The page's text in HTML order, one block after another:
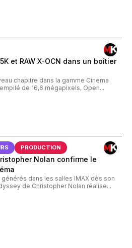
et RAW X-OCN dans un boîtier
chapitre dans la gamme Cinema
de 16,6 mégapixels, Open...
PRODUCTION
Nolan confirme le
dans les salles IMAX dès son
de Christopher Nolan réalise...